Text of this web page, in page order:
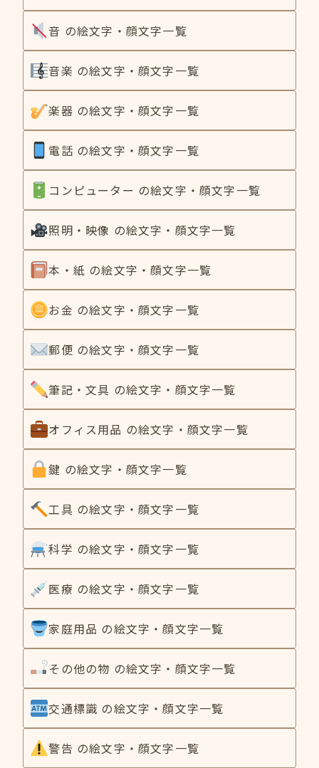
音 の絵文字・顔文字一覧
音楽 の絵文字・顔文字一覧
楽器 の絵文字・顔文字一覧
電話 の絵文字・顔文字一覧
コンピューター の絵文字・顔文字一覧
照明・映像 の絵文字・顔文字一覧
本・紙 の絵文字・顔文字一覧
お金 の絵文字・顔文字一覧
郵便 の絵文字・顔文字一覧
筆記・文具 の絵文字・顔文字一覧
オフィス用品 の絵文字・顔文字一覧
鍵 の絵文字・顔文字一覧
工具 の絵文字・顔文字一覧
科学 の絵文字・顔文字一覧
医療 の絵文字・顔文字一覧
家庭用品 の絵文字・顔文字一覧
その他の物 の絵文字・顔文字一覧
交通標識 の絵文字・顔文字一覧
警告 の絵文字・顔文字一覧